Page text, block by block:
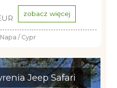
zobacz więcej
/ Cypr
Jeep Safari